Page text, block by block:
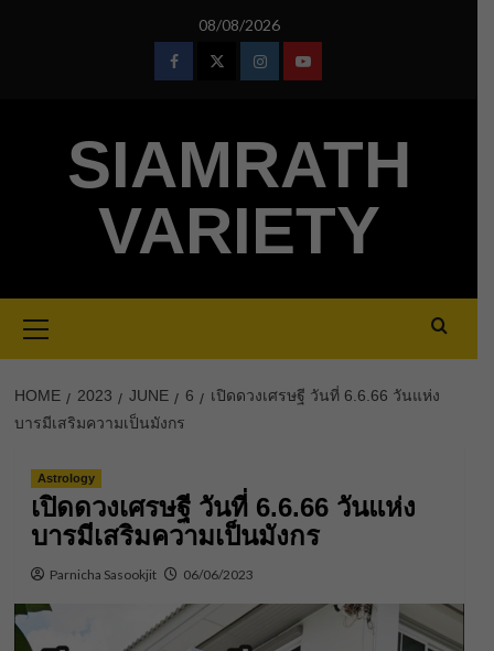
08/08/2026
FacebookTwitterInstagramYoutube
SIAMRATH
VARIETY
Menu
HOME 2023 JUNE 6
เปิดดวงเศรษฐี วันที่ 6.6.66 วันแห่ง
บารมีเสริมความเป็นมังกร
Astrology
เปิดดวงเศรษฐี วันที่ 6.6.66 วันแห่ง
บารมีเสริมความเป็นมังกร
Parnicha Sasookjit 06/06/2023